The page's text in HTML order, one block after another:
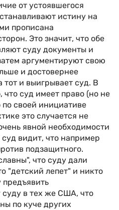
от устоявшегося
истину на
прописана
Это значит, что обе
суду документы и
аргументируют свою
и достовернее
тот и выигрывает суд. В
что суд имеет право (но не
по своей инициативе
это случается не
явной необходимости
видит, что например
подзащитного.
что суду дали
"детский лепет" и никто
в тех же США, что
по куче других